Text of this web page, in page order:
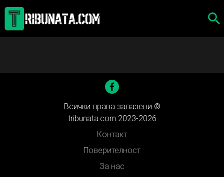
Skip
content
Всички права запазени ©
tribunata.com 2023-2026
Контакт
Поверителност
За нас